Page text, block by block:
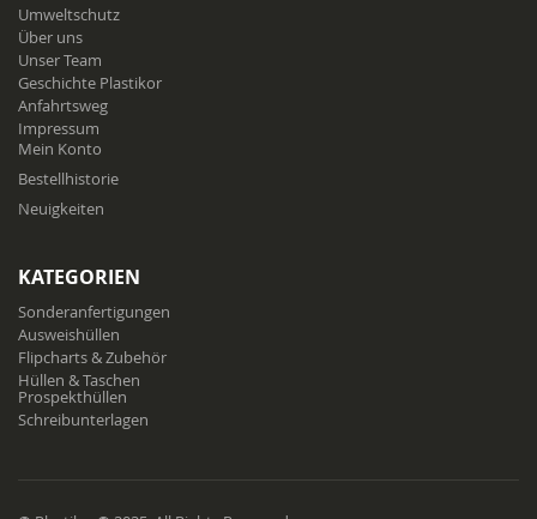
Umweltschutz
Über uns
Unser Team
Geschichte Plastikor
Anfahrtsweg
Impressum
Mein Konto
Bestellhistorie
Neuigkeiten
KATEGORIEN
Sonderanfertigungen
Ausweishüllen
Flipcharts & Zubehör
Hüllen & Taschen
Prospekthüllen
Schreibunterlagen